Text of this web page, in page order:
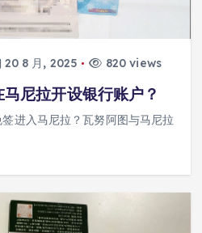
20 8 月, 2025 820 views
尼拉开设银行账户？
进入马尼拉？瓦努阿图与马尼拉